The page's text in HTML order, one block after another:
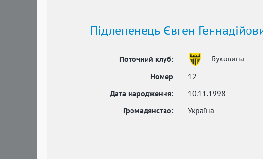
Підлепенець Євген
Поточний клуб:
Буковина
Номер
12
Дата народження:
10.11.1998
Громадянство:
Україна